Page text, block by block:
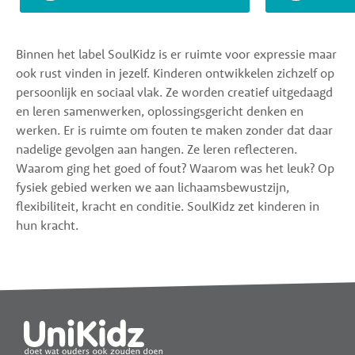
Binnen het label SoulKidz is er ruimte voor expressie maar
ook rust vinden in jezelf. Kinderen ontwikkelen zichzelf op
persoonlijk en sociaal vlak. Ze worden creatief uitgedaagd
en leren samenwerken, oplossingsgericht denken en
werken. Er is ruimte om fouten te maken zonder dat daar
nadelige gevolgen aan hangen. Ze leren reflecteren.
Waarom ging het goed of fout? Waarom was het leuk? Op
fysiek gebied werken we aan lichaamsbewustzijn,
flexibiliteit, kracht en conditie. SoulKidz zet kinderen in
hun kracht.
Widgets